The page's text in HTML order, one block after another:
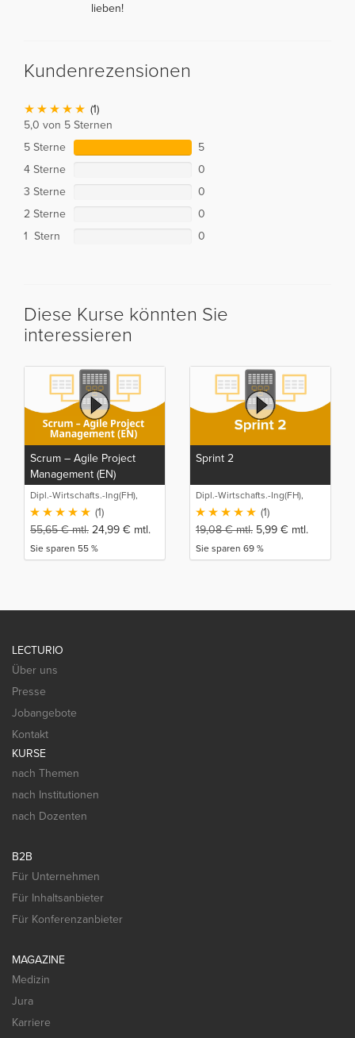
lieben!
Kundenrezensionen
(1)
5,0 von 5 Sternen
5 Sterne
5
4 Sterne
0
3 Sterne
0
2 Sterne
0
1 Stern
0
Diese Kurse könnten Sie
interessieren
Scrum – Agile Project
Management (EN)
Dipl.-Wirtschafts.-Ing(FH),
M.Sc. Sebastian Schneider
(1)
55,65€mtl. 24,99 € mtl.
Sie sparen 55 %
Sprint 2
Dipl.-Wirtschafts.-Ing(FH),
M.Sc. Sebastian Schneider
(1)
19,08€mtl. 5,99 € mtl.
Sie sparen 69 %
LECTURIO
Über uns
Presse
Jobangebote
Kontakt
KURSE
nach Themen
nach Institutionen
nach Dozenten
B2B
Für Unternehmen
Für Inhaltsanbieter
Für Konferenzanbieter
MAGAZINE
Medizin
Jura
Karriere